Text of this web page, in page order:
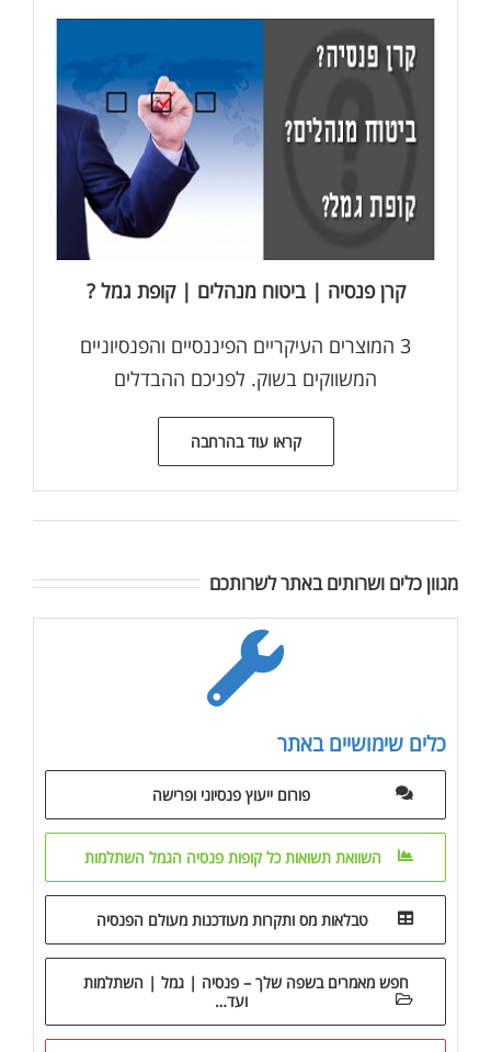
קרן פנסיה | ביטוח מנהלים | קופת גמל ?
3 המוצרים העיקריים הפיננסיים והפנסיוניים
המשווקים בשוק. לפניכם ההבדלים
קראו עוד בהרחבה
מגוון כלים ושרותים באתר לשרותכם
כלים שימושיים באתר
פורום ייעוץ פנסיוני ופרישה
השוואת תשואות כל קופות פנסיה הגמל השתלמות
טבלאות מס ותקרות מעודכנות מעולם הפנסיה
חפש מאמרים בשפה שלך – פנסיה | גמל | השתלמות
ועד…